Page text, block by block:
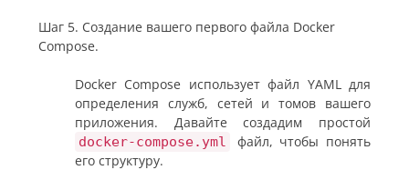
Шаг 5. Создание вашего первого файла Docker
Compose.
Docker Compose использует файл YAML для
определения служб, сетей и томов вашего
приложения. Давайте создадим простой
docker-compose.yml
файл, чтобы понять
его структуру.